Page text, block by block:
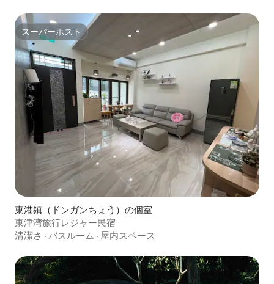
スーパーホスト
スーパーホスト
東港鎮（ドンガンちょう）の個室
東津湾旅行レジャー民宿
清潔さ · バスルーム · 屋内スペース